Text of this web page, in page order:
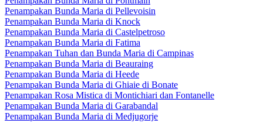
Penampakan Bunda Maria di Pellevoisin
Penampakan Bunda Maria di Knock
Penampakan Bunda Maria di Castelpetroso
Penampakan Bunda Maria di Fatima
Penampakan Tuhan dan Bunda Maria di Campinas
Penampakan Bunda Maria di Beauraing
Penampakan Bunda Maria di Heede
Penampakan Bunda Maria di Ghiaie di Bonate
Penampakan Rosa Mistica di Montichiari dan Fontanelle
Penampakan Bunda Maria di Garabandal
Penampakan Bunda Maria di Medjugorje